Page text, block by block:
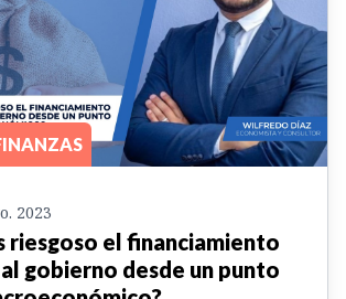
2023
riesgoso el financiamiento
gobierno desde un punto